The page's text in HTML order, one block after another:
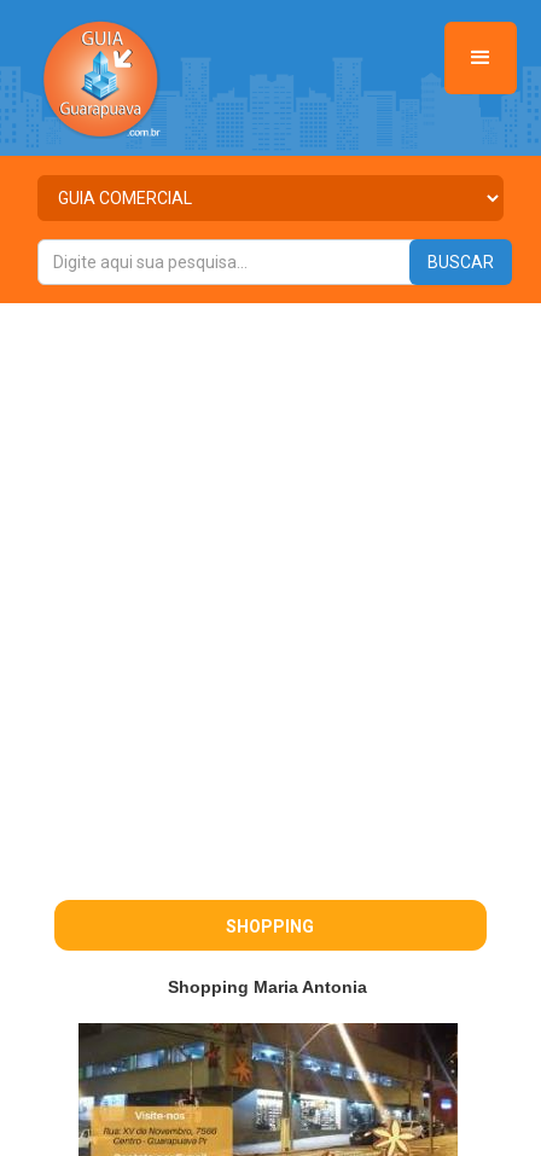
SHOPPING
Shopping Maria Antonia